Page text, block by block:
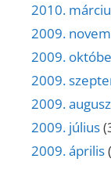
2010.
2009.
2009.
2009.
2009.
2009. július
2009. április